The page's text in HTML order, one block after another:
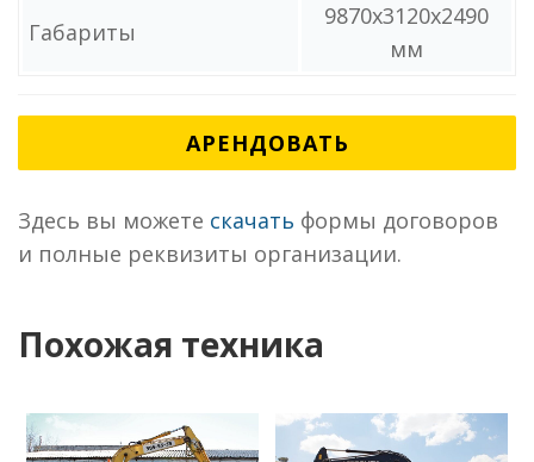
Габариты
9870x3120x2490
мм
АРЕНДОВАТЬ
Здесь вы можете скачать формы договоров
и полные реквизиты организации.
Похожая техника